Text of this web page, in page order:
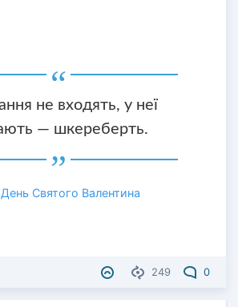
не входять, у неї
— шкереберть.
День Святого Валентина
249 0